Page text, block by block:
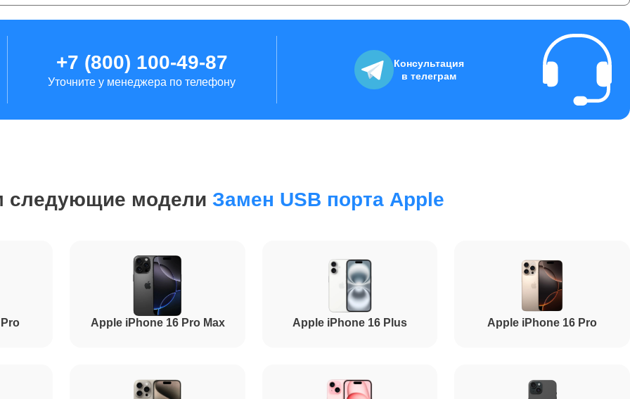
от 60 минут
от 1 часа 2200
от 30 минут
3000
от 1 часа 7200
+7 (800) 100-49-87
Уточните у менеджера по телефону
Консультация
в телеграм
следующие модели Замен USB порта Apple
Apple iPhone 16 Pro Max Apple iPhone 16 Plus Apple iPhone 16 Pro